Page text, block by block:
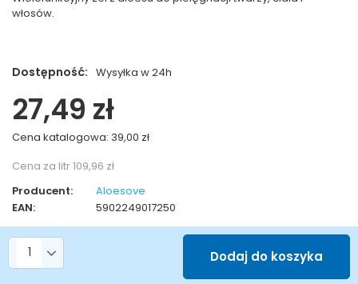
włosów.
Dostępność: Wysyłka w 24h
27,49 zł
Cena katalogowa: 39,00 zł
Cena za litr109,96 zł
Producent:
Aloesove
EAN:
5902249017250
Liczba produktów
Dodaj do koszyka